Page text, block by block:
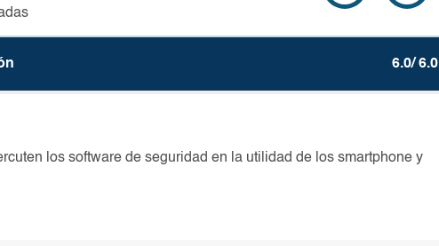
6.0/ 6.0
los software de seguridad en la utilidad de los smartphone y